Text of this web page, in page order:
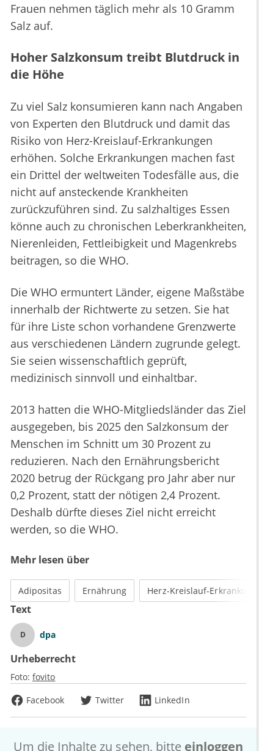
Frauen nehmen täglich mehr als 10 Gramm
Salz auf.
Hoher Salzkonsum treibt Blutdruck in
die Höhe
Zu viel Salz konsumieren kann nach Angaben
von Experten den Blutdruck und damit das
Risiko von Herz-Kreislauf-Erkrankungen
erhöhen. Solche Erkrankungen machen fast
ein Drittel der weltweiten Todesfälle aus, die
nicht auf ansteckende Krankheiten
zurückzuführen sind. Zu salzhaltiges Essen
könne auch zu chronischen Leberkrankheiten,
Nierenleiden, Fettleibigkeit und Magenkrebs
beitragen, so die WHO.
Die WHO ermuntert Länder, eigene Maßstäbe
innerhalb der Richtwerte zu setzen. Sie hat
für ihre Liste schon vorhandene Grenzwerte
aus verschiedenen Ländern zugrunde gelegt.
Sie seien wissenschaftlich geprüft,
medizinisch sinnvoll und einhaltbar.
2013 hatten die WHO-Mitgliedsländer das Ziel
ausgegeben, bis 2025 den Salzkonsum der
Menschen im Schnitt um 30 Prozent zu
reduzieren. Nach den Ernährungsbericht
2020 betrug der Rückgang pro Jahr aber nur
0,2 Prozent, statt der nötigen 2,4 Prozent.
Deshalb dürfte dieses Ziel nicht erreicht
werden, so die WHO.
Mehr lesen über
Adipositas Ernährung Herz-Kreislauf-
Text
D dpa
Urheberrecht
Foto: fovito
Facebook
Twitter LinkedIn
Um die Inhalte zu sehen, bitte einloggen